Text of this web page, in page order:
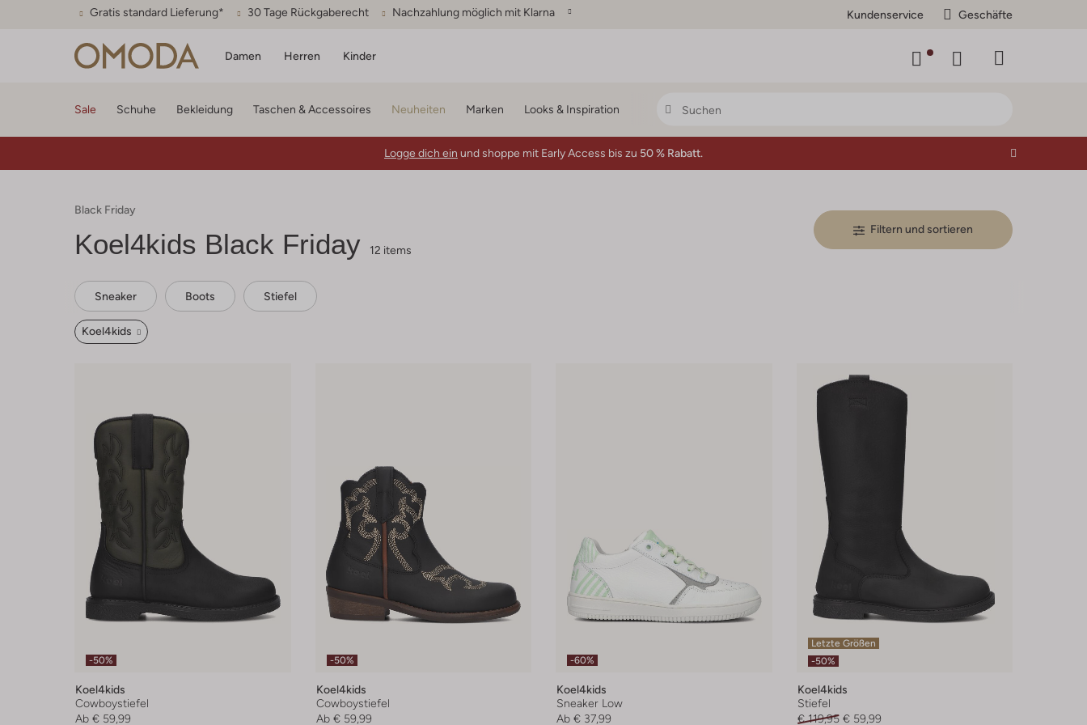
Gratis standard Lieferung* 30 Tage Rückgaberecht Nachzahlung möglich mit Klarna Kundenservice Geschäfte
Damen Herren Kinder
Sale Schuhe Bekleidung Taschen & Accessoires Neuheiten Marken Looks & Inspiration
Logge dich ein und shoppe mit Early Access bis zu 50 % Rabatt.
Black Friday
Koel4kids Black Friday 12 items
Filtern und sortieren
Sneaker Boots Stiefel
Koel4kids
-50%
Koel4kids
Cowboystiefel
Ab € 59,99
-50%
Koel4kids
Cowboystiefel
Ab € 59,99
-60%
Koel4kids
Sneaker Low
Ab € 37,99
Letzte Größen
-50%
Koel4kids
Stiefel
€ 119,95 € 59,99